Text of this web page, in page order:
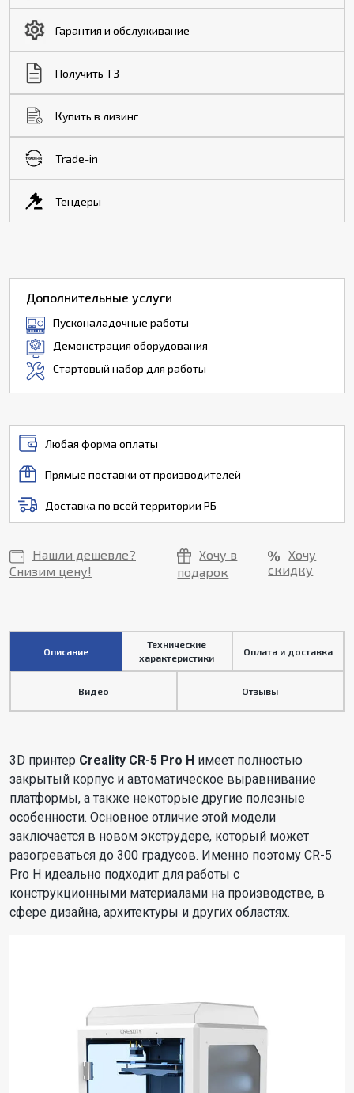
Гарантия и обслуживание
Получить ТЗ
Купить в лизинг
Trade-in
Тендеры
Дополнительные услуги
Пусконаладочные работы
Демонстрация оборудования
Стартовый набор для работы
Любая форма оплаты
Прямые поставки от производителей
Доставка по всей территории РБ
Нашли дешевле?
Снизим цену!
Хочу в
подарок
Хочу
скидку
Описание
Технические
характеристики
Оплата и доставка
Видео Отзывы
3D принтер Creality CR-5 Pro H имеет полностью
закрытый корпус и автоматическое выравнивание
платформы, а также некоторые другие полезные
особенности. Основное отличие этой модели
заключается в новом экструдере, который может
разогреваться до 300 градусов. Именно поэтому CR-5
Pro H идеально подходит для работы с
конструкционными материалами на производстве, в
сфере дизайна, архитектуры и других областях.